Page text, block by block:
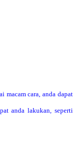
macam cara, anda dapat
anda lakukan, seperti